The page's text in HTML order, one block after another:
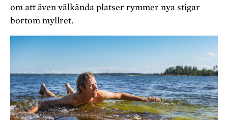
om att även välkända platser rymmer nya stigar
bortom myllret.